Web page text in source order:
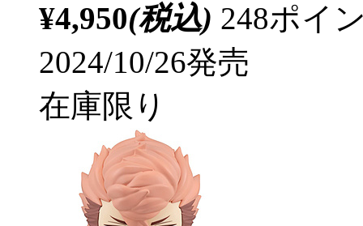
¥4,950(税込) 248ポイ
2024/10/26発売
在庫限り